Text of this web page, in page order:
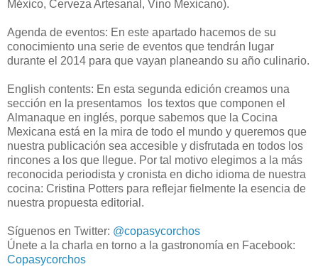
México, Cerveza Artesanal, Vino Mexicano).
Agenda de eventos: En este apartado hacemos de su
conocimiento una serie de eventos que tendrán lugar
durante el 2014 para que vayan planeando su año culinario.
English contents: En esta segunda edición creamos una
sección en la presentamos los textos que componen el
Almanaque en inglés, porque sabemos que la Cocina
Mexicana está en la mira de todo el mundo y queremos que
nuestra publicación sea accesible y disfrutada en todos los
rincones a los que llegue. Por tal motivo elegimos a la más
reconocida periodista y cronista en dicho idioma de nuestra
cocina: Cristina Potters para reflejar fielmente la esencia de
nuestra propuesta editorial.
Síguenos en Twitter: @copasycorchos
Únete a la charla en torno a la gastronomía en Facebook:
Copasycorchos